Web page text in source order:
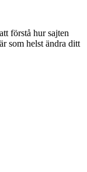
förstå hur sajten
som helst ändra ditt